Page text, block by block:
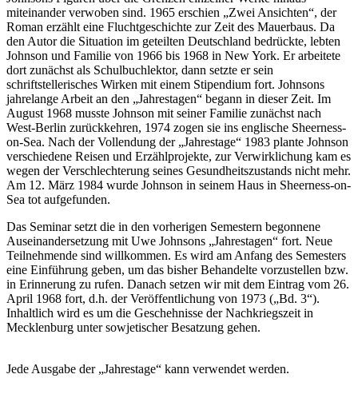
miteinander verwoben sind. 1965 erschien „Zwei Ansichten“, der
Roman erzählt eine Fluchtgeschichte zur Zeit des Mauerbaus. Da
den Autor die Situation im geteilten Deutschland bedrückte, lebten
Johnson und Familie von 1966 bis 1968 in New York. Er arbeitete
dort zunächst als Schulbuchlektor, dann setzte er sein
schriftstellerisches Wirken mit einem Stipendium fort. Johnsons
jahrelange Arbeit an den „Jahrestagen“ begann in dieser Zeit. Im
August 1968 musste Johnson mit seiner Familie zunächst nach
West-Berlin zurückkehren, 1974 zogen sie ins englische Sheerness-
on-Sea. Nach der Vollendung der „Jahrestage“ 1983 plante Johnson
verschiedene Reisen und Erzählprojekte, zur Verwirklichung kam es
wegen der Verschlechterung seines Gesundheitszustands nicht mehr.
Am 12. März 1984 wurde Johnson in seinem Haus in Sheerness-on-
Sea tot aufgefunden.
Das Seminar setzt die in den vorherigen Semestern begonnene
Auseinandersetzung mit Uwe Johnsons „Jahrestagen“ fort. Neue
Teilnehmende sind willkommen. Es wird am Anfang des Semesters
eine Einführung geben, um das bisher Behandelte vorzustellen bzw.
in Erinnerung zu rufen. Danach setzen wir mit dem Eintrag vom 26.
April 1968 fort, d.h. der Veröffentlichung von 1973 („Bd. 3“).
Inhaltlich wird es um die Geschehnisse der Nachkriegszeit in
Mecklenburg unter sowjetischer Besatzung gehen.
Jede Ausgabe der „Jahrestage“ kann verwendet werden.